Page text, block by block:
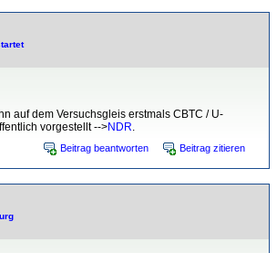
auf dem Versuchsgleis erstmals CBTC / U-
vorgestellt -->NDR.
Beitrag beantworten Beitrag zitieren